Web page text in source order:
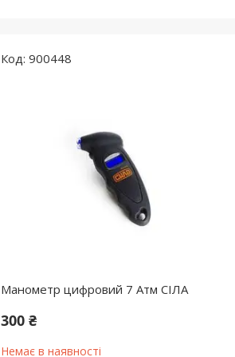
900448
Манометр цифровий 7 Атм СІЛА
300 ₴
Немає в наявності